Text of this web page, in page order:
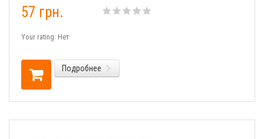
57 грн.
Your rating: Нет
Подробнее